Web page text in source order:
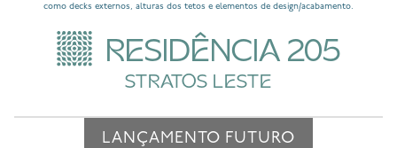
como decks externos, alturas dos tetos e elementos de design/acabamento.
RESIDÊNCIA 205
STRATOS LESTE
LANÇAMENTO FUTURO